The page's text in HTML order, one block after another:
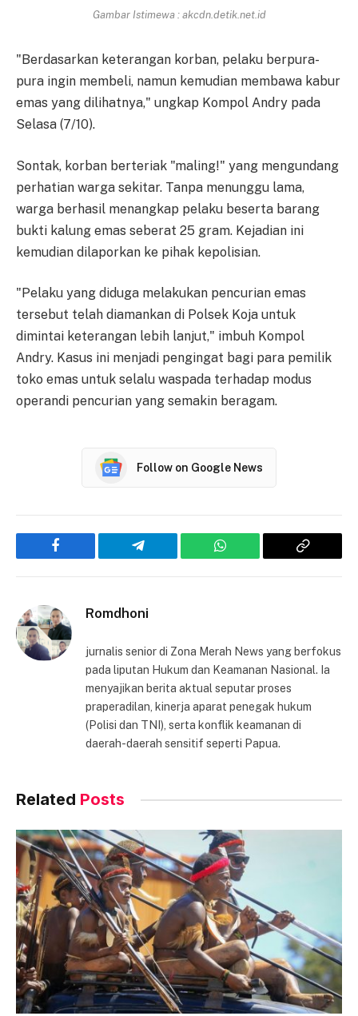
Gambar Istimewa : akcdn.detik.net.id
"Berdasarkan keterangan korban, pelaku berpura-
pura ingin membeli, namun kemudian membawa kabur
emas yang dilihatnya," ungkap Kompol Andry pada
Selasa (7/10).
Sontak, korban berteriak "maling!" yang mengundang
perhatian warga sekitar. Tanpa menunggu lama,
warga berhasil menangkap pelaku beserta barang
bukti kalung emas seberat 25 gram. Kejadian ini
kemudian dilaporkan ke pihak kepolisian.
"Pelaku yang diduga melakukan pencurian emas
tersebut telah diamankan di Polsek Koja untuk
dimintai keterangan lebih lanjut," imbuh Kompol
Andry. Kasus ini menjadi pengingat bagi para pemilik
toko emas untuk selalu waspada terhadap modus
operandi pencurian yang semakin beragam.
Follow on Google News
Facebook Telegram WhatsApp
Copy
Romdhoni
jurnalis senior di Zona Merah News yang berfokus
pada liputan Hukum dan Keamanan Nasional. Ia
menyajikan berita aktual seputar proses
praperadilan, kinerja aparat penegak hukum
(Polisi dan TNI), serta konflik keamanan di
daerah-daerah sensitif seperti Papua.
Related Posts